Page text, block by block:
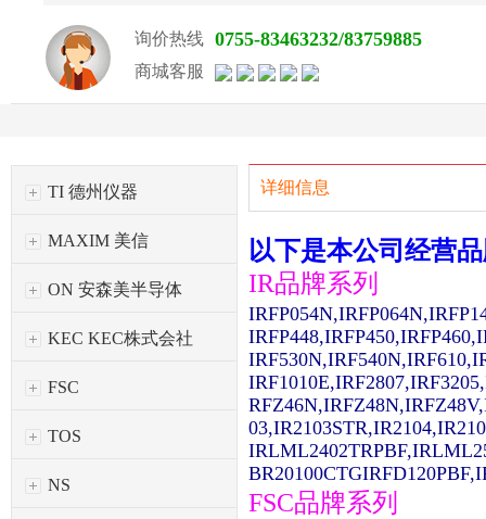
询价热线 0755-83463232/83759885
商城客服
TI 德州仪器
MAXIM 美信
ON 安森美半导体
KEC KEC株式会社
FSC
TOS
NS
详细信息
以下是本公司经营
IR品牌系列
FSC品牌系列